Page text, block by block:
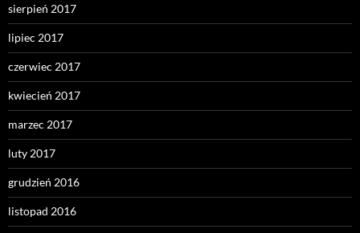
sierpień 2017
lipiec 2017
czerwiec 2017
kwiecień 2017
marzec 2017
luty 2017
grudzień 2016
listopad 2016